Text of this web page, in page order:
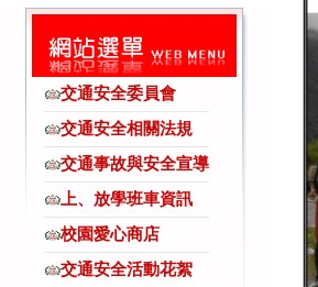
交通安全委員會
交通安全相關法規
交通事故與安全宣導
上、放學班車資訊
校園愛心商店
交通安全活動花絮